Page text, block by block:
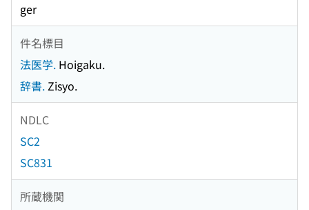
ger
件名標目
法医学. Hoigaku.
辞書.Zisyo.
NDLC
SC2
SC831
所蔵機関